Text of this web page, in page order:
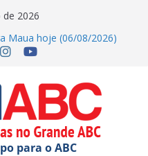
2026
Maua hoje (06/08/2026)
Diadema hoje
criação da lei do Pix
Grande Da Serra hoje
Ribeirao Pires hoje
para o ABC